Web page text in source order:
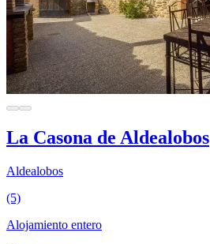
La Casona de Aldealobos
Aldealobos
(5)
Alojamiento entero